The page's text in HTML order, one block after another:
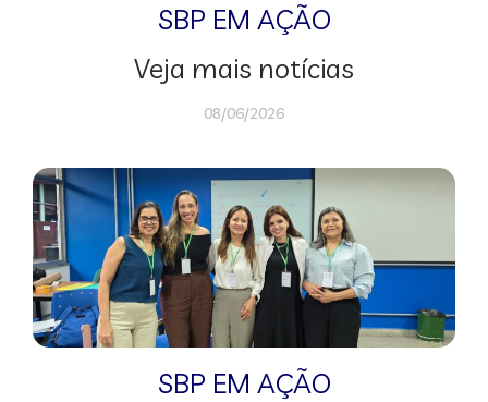
SBP EM AÇÃO
Veja mais notícias
08/06/2026
SBP EM AÇÃO